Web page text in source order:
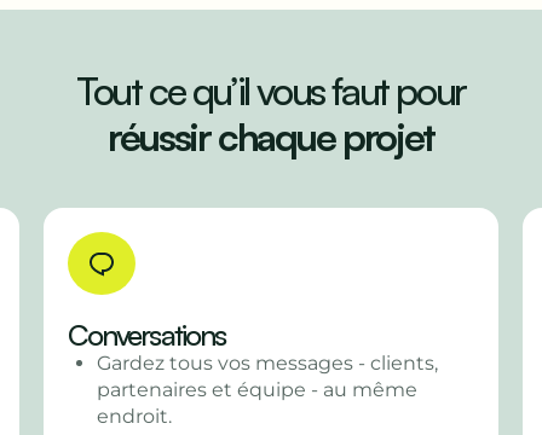
Tout ce qu’il vous faut pour
réussir chaque projet
Conversations
Gardez tous vos messages - clients,
partenaires et équipe - au même
endroit.